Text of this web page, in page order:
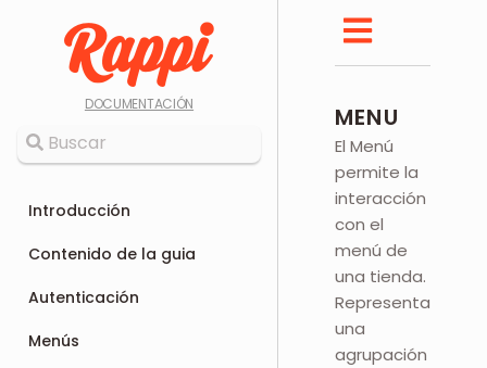
DOCUMENTACIÓN
Introducción
Contenido de la guia
Autenticación
Menús
MENU
El Menú
permite la
interacción
con el
menú de
una tienda.
Representa
una
agrupación